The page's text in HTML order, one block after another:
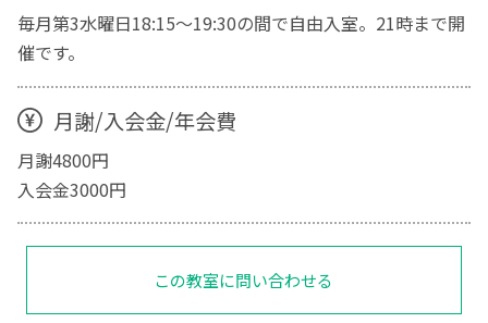
毎月第3水曜日18:15～19:30の間で自由入室。21時まで開
催です。
月謝/入会金/年会費
月謝4800円
入会金3000円
この教室に問い合わせる